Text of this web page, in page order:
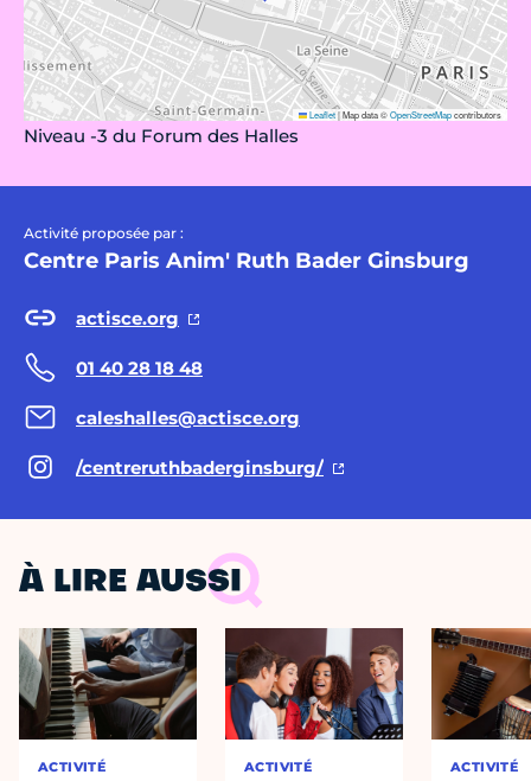
Leaflet|Map data ©OpenStreetMapcontributors
Niveau -3 du Forum des Halles
Activité proposée par :
Centre Paris Anim' Ruth Bader Ginsburg
actisce.org
01 40 28 18 48
caleshalles@actisce.org
/centreruthbaderginsburg/
À LIRE AUSSI
ACTIVITÉ ACTIVITÉ ACTIVITÉ